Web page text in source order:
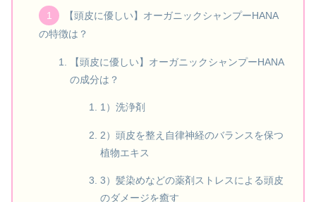
【頭皮に優しい】オーガニックシャンプーHANA
の特徴は？
【頭皮に優しい】オーガニックシャンプーHANA
の成分は？
1）洗浄剤
2）頭皮を整え自律神経のバランスを保つ
植物エキス
3）髪染めなどの薬剤ストレスによる頭皮
のダメージを癒す